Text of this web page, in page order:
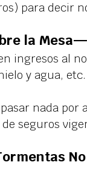
para decir
la
ingresos al
y agua, etc.
nada
seguros